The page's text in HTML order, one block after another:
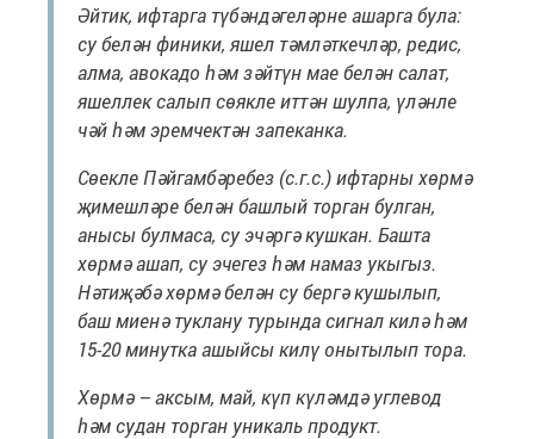
Әйтик, ифтарга түбәндәгеләрне ашарга була:
су белән финики, яшел тәмләткечләр, редис,
алма, авокадо һәм зәйтүн мае белән салат,
яшеллек салып сөякле иттән шулпа, үләнле
чәй һәм эремчектән запеканка.
Сөекле Пәйгамбәребез (с.г.с.) ифтарны хөрмә
җимешләре белән башлый торган булган,
анысы булмаса, су эчәргә кушкан. Башта
хөрмә ашап, су эчегез һәм намаз укыгыз.
Нәтиҗәбә хөрмә белән су бергә кушылып,
баш миенә туклану турында сигнал килә һәм
15-20 минутка ашыйсы килү онытылып тора.
Хөрмә – аксым, май, күп күләмдә углевод
һәм судан торган уникаль продукт.